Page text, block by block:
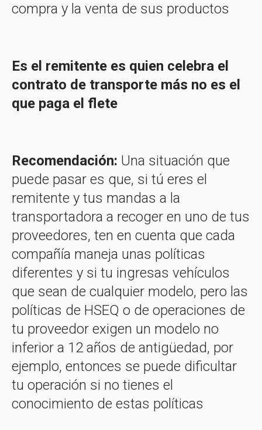
compra y la venta de sus productos
Es el remitente es quien celebra el
contrato de transporte más no es el
que paga el flete
Recomendación: Una situación que
puede pasar es que, si tú eres el
remitente y tus mandas a la
transportadora a recoger en uno de tus
proveedores, ten en cuenta que cada
compañía maneja unas políticas
diferentes y si tu ingresas vehículos
que sean de cualquier modelo, pero las
políticas de HSEQ o de operaciones de
tu proveedor exigen un modelo no
inferior a 12 años de antigüedad, por
ejemplo, entonces se puede dificultar
tu operación si no tienes el
conocimiento de estas políticas